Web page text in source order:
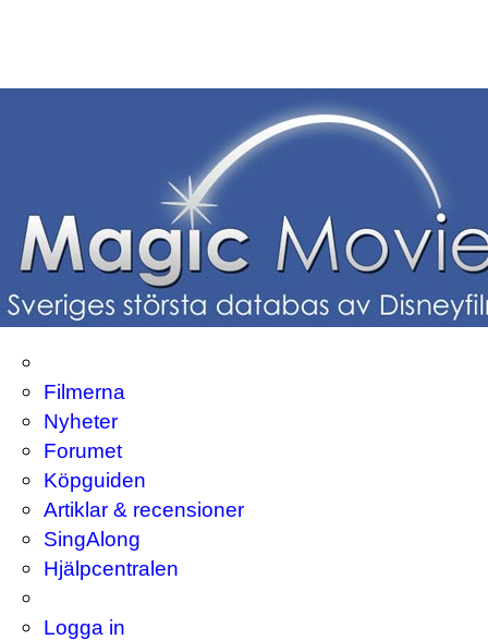
Filmerna
Nyheter
Forumet
Köpguiden
Artiklar & recensioner
SingAlong
Hjälpcentralen
Logga in